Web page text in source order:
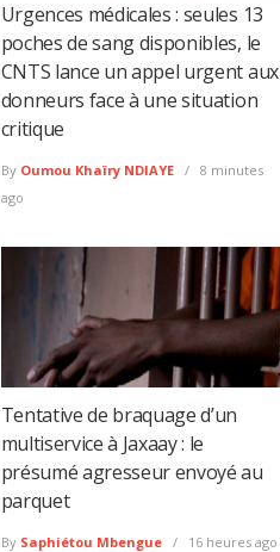
Urgences médicales : seules 13
poches de sang disponibles, le
CNTS lance un appel urgent aux
donneurs face à une situation
critique
By Oumou Khaïry NDIAYE
8 minutes
ago
Tentative de braquage d’un
multiservice à Jaxaay : le
présumé agresseur envoyé au
parquet
By Saphiétou Mbengue 16 heures ago